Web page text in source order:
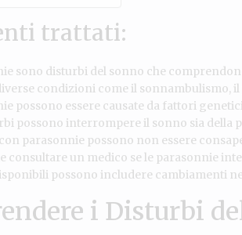
trattati:
sono disturbi del sonno che
condizioni come il sonnambulismo,
possono essere causate da fattori
possono interrompere il sonno sia della
parasonnie possono non essere
consultare un medico se le parasonnie
possono includere cambiamenti
i Disturbi